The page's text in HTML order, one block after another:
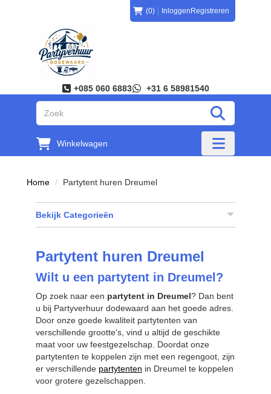
(0) Inloggen Registreren
+085 060 6883 +31 6 58981540
"Zoeken
Winkelwagen
"Toggle
Home Partytent huren Dreumel
Bekijk Categorieën
Partytent huren Dreumel
Wilt u een partytent in Dreumel?
Op zoek naar een partytent in Dreumel? Dan bent
u bij Partyverhuur dodewaard aan het goede adres.
Door onze goede kwaliteit partytenten van
verschillende grootte's, vind u altijd de geschikte
maat voor uw feestgezelschap. Doordat onze
partytenten te koppelen zijn met een regengoot, zijn
er verschillende partytenten in Dreumel te koppelen
voor grotere gezelschappen.